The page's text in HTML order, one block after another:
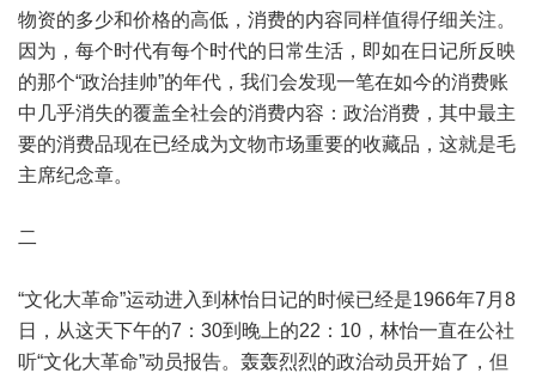
物资的多少和价格的高低，消费的内容同样值得仔细关注。
因为，每个时代有每个时代的日常生活，即如在日记所反映
的那个“政治挂帅”的年代，我们会发现一笔在如今的消费账
中几乎消失的覆盖全社会的消费内容：政治消费，其中最主
要的消费品现在已经成为文物市场重要的收藏品，这就是毛
主席纪念章。
二
“文化大革命”运动进入到林怡日记的时候已经是1966年7月8
日，从这天下午的7：30到晚上的22：10，林怡一直在公社
听“文化大革命”动员报告。轰轰烈烈的政治动员开始了，但